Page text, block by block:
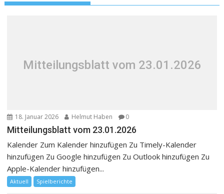
Mitteilungsblatt vom 23.01.2026
18. Januar 2026 Helmut Haben 0
Mitteilungsblatt vom 23.01.2026
Kalender Zum Kalender hinzufügen Zu Timely-Kalender
hinzufügen Zu Google hinzufügen Zu Outlook hinzufügen Zu
Apple-Kalender hinzufügen...
Aktuell Spielberichte